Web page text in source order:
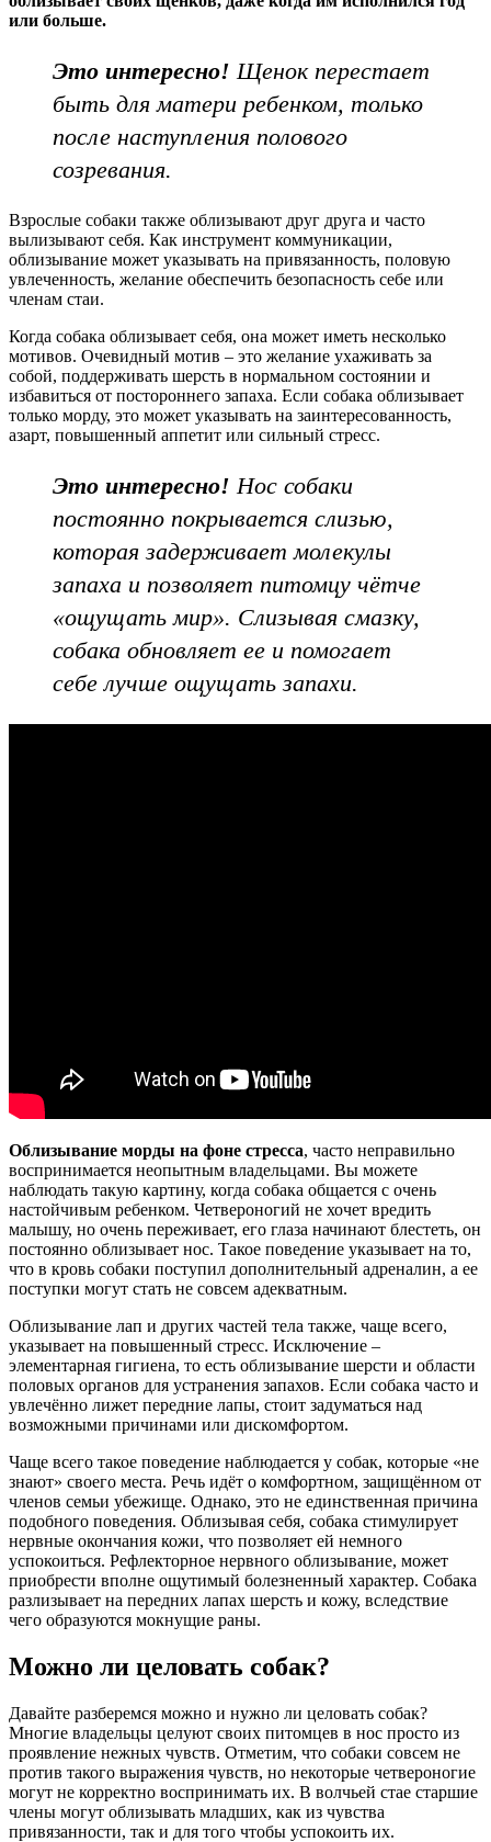
или больше.
Это интересно! Щенок перестает
быть для матери ребенком, только
после наступления полового
созревания.
Взрослые собаки также облизывают друг друга и часто
вылизывают себя. Как инструмент коммуникации,
облизывание может указывать на привязанность, половую
увлеченность, желание обеспечить безопасность себе или
членам стаи.
Когда собака облизывает себя, она может иметь несколько
мотивов. Очевидный мотив – это желание ухаживать за
собой, поддерживать шерсть в нормальном состоянии и
избавиться от постороннего запаха. Если собака облизывает
только морду, это может указывать на заинтересованность,
азарт, повышенный аппетит или сильный стресс.
Это интересно! Нос собаки
постоянно покрывается слизью,
которая задерживает молекулы
запаха и позволяет питомцу чётче
«ощущать мир». Слизывая смазку,
собака обновляет ее и помогает
себе лучше ощущать запахи.
Облизывание морды на фоне стресса, часто неправильно
воспринимается неопытным владельцами. Вы можете
наблюдать такую картину, когда собака общается с очень
настойчивым ребенком. Четвероногий не хочет вредить
малышу, но очень переживает, его глаза начинают блестеть, он
постоянно облизывает нос. Такое поведение указывает на то,
что в кровь собаки поступил дополнительный адреналин, а ее
поступки могут стать не совсем адекватным.
Облизывание лап и других частей тела также, чаще всего,
указывает на повышенный стресс. Исключение –
элементарная гигиена, то есть облизывание шерсти и области
половых органов для устранения запахов. Если собака часто и
увлечённо лижет передние лапы, стоит задуматься над
возможными причинами или дискомфортом.
Чаще всего такое поведение наблюдается у собак, которые «не
знают» своего места. Речь идёт о комфортном, защищённом от
членов семьи убежище. Однако, это не единственная причина
подобного поведения. Облизывая себя, собака стимулирует
нервные окончания кожи, что позволяет ей немного
успокоиться. Рефлекторное нервного облизывание, может
приобрести вполне ощутимый болезненный характер. Собака
разлизывает на передних лапах шерсть и кожу, вследствие
чего образуются мокнущие раны.
Можно ли целовать собак?
Давайте разберемся можно и нужно ли целовать собак?
Многие владельцы целуют своих питомцев в нос просто из
проявление нежных чувств. Отметим, что собаки совсем не
против такого выражения чувств, но некоторые четвероногие
могут не корректно воспринимать их. В волчьей стае старшие
члены могут облизывать младших, как из чувства
привязанности, так и для того чтобы успокоить их.